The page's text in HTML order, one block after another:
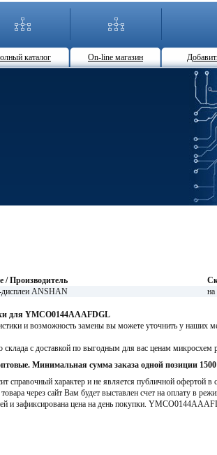
каталог On-line магазин
/ Производитель
ANSHAN на
для YMCO0144AAAFDGL
и возможность замены вы можете уточнить у наших
с доставкой по выгодным для вас ценам микросхем
Минимальная сумма заказа одной позиции
справочный характер и не является публичной офертой в
через сайт Вам будет выставлен счет на оплату в
и зафиксирована цена на день покупки.